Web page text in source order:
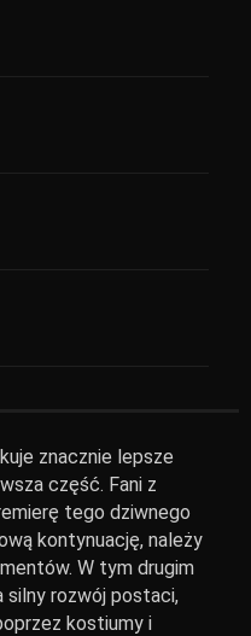
znacznie lepsze
część. Fani z
tego dziwnego
kontynuację, należy
W tym drugim
silny rozwój postaci,
kostiumy i